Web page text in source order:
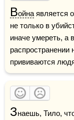
Война является
не только в
иначе умереть, а
распространении
прививаются
Знаешь, Тило,